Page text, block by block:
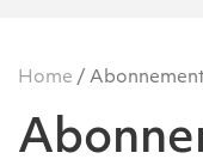
Home /